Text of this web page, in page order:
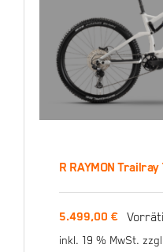
R RAYMON
5.499,00€
inkl. 19 % MwSt.